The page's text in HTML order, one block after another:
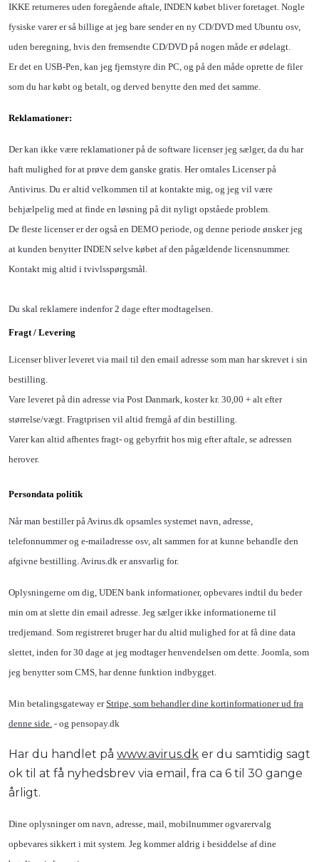
IKKE returneres uden foregående aftale, INDEN købet bliver foretaget. Nogle
fysiske varer er så billige at jeg bare sender en ny CD/DVD med Ubuntu osv,
uden beregning, hvis den fremsendte CD/DVD på nogen måde er ødelagt.
Er det en USB-Pen, kan jeg fjernstyre din PC, og på den måde oprette de filer
som du har købt og betalt, og derved benytte den med det samme.
Reklamationer:
Der kan ikke være reklamationer på de software licenser jeg sælger, da du har
haft mulighed for at prøve dem ganske gratis. Her omtales Licenser på
Antivirus. Du er altid velkommen til at kontakte mig, og jeg vil være
behjælpelig med at finde en løsning på dit nyligt opståede problem.
De fleste licenser er der også en DEMO periode, og denne periode ønsker jeg
at kunden benytter INDEN selve købet af den pågældende licensnummer.
Kontakt mig altid i tvivlsspørgsmål.
Du skal reklamere indenfor 2 dage efter modtagelsen.
Fragt / Levering
Licenser bliver leveret via mail til den email adresse som man har skrevet i sin
bestilling.
Vare leveret på din adresse via Post Danmark, koster kr. 30,00 + alt efter
størrelse/vægt. Fragtprisen vil altid fremgå af din bestilling.
Varer kan altid afhentes fragt- og gebyrfrit hos mig efter aftale, se adressen
herover.
Persondata politik
Når man bestiller på Avirus.dk opsamles systemet navn, adresse,
telefonnummer og e-mailadresse osv, alt sammen for at kunne behandle den
afgivne bestilling. Avirus.dk er ansvarlig for.
Oplysningerne om dig, UDEN bank informationer, opbevares indtil du beder
min om at slette din email adresse. Jeg sælger ikke informationerne til
tredjemand. Som registreret bruger har du altid mulighed for at få dine data
slettet, inden for 30 dage at jeg modtager henvendelsen om dette. Joomla, som
jeg benytter som CMS, har denne funktion indbygget.
Min betalingsgateway erStripe, som behandler dine kortinformationer ud fra
denne side. - og pensopay.dk
Har du handlet på www.avirus.dk er du samtidig sagt
ok til at få nyhedsbrev via email, fra ca 6 til 30 gange
årligt.
Dine oplysninger om navn, adresse, mail, mobilnummer ogvarervalg
opbevares sikkert i mit system. Jeg kommer aldrig i besiddelse af dine